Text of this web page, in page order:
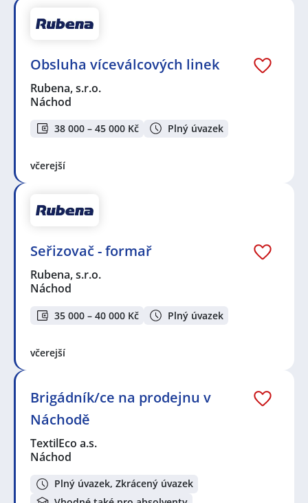
Obsluha víceválcových linek
Rubena, s.r.o.
Náchod
38 000 – 45 000 Kč Plný úvazek
včerejší
Seřizovač - formař
Rubena, s.r.o.
Náchod
35 000 – 40 000 Kč Plný úvazek
včerejší
Brigádník/ce na prodejnu v
Náchodě
TextilEco a.s.
Náchod
Plný úvazek, Zkrácený úvazek